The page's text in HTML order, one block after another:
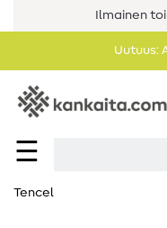
Ilmainen
Uutuus:
☰
Tencel